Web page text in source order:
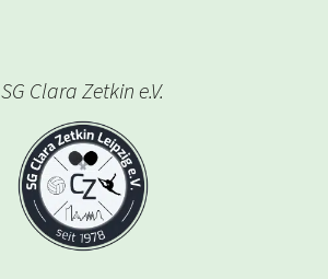
SG Clara Zetkin e.V.